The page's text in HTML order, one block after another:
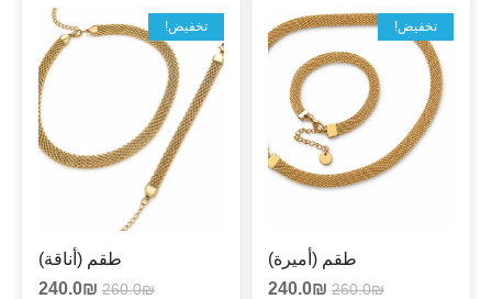
تخفيض!
طقم (أميرة)
260.0₪
240.0₪
تخفيض!
طقم (أناقة)
260.0₪
240.0₪